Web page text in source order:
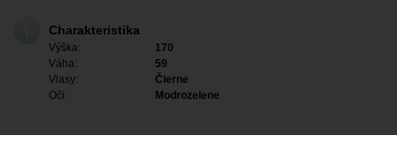
Charakteristika
Výška:
170
Váha:
59
Vlasy:
Čierne
Oči:
Modrozelene